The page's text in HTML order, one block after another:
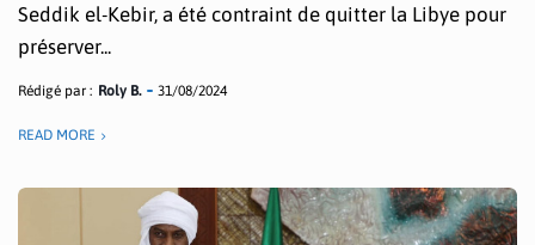
Seddik el-Kebir, a été contraint de quitter la Libye pour
préserver...
Rédigé par : Roly B. 31/08/2024
READ MORE